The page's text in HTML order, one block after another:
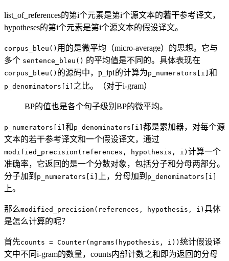
list_of_references的第i个元素是第i个源文本的若干参考译文，
hypotheses的第i个元素是第i个源文本的假设译文。
corpus_bleu() 用的是微平均（micro-average）的思想。它与
多个 sentence_bleu() 的平均值是不同的。具体表现在
corpus_bleu() 的源码中， p_ipi的计算为p_numerators[i] 和
p_denominators[i] 之比。（对于i-gram）
BP的值也是各个句子级别BP的微平均。
p_numerators[i] 和 p_denominators[i] 都是累加器，对每个源
文本的若干参考译文和一个假设译文，通过
modified_precision(references, hypothesis, i) 计算一个
准确率，它返回的是一个分数对象，包括分子和分母两部分。
分子加到 p_numerators[i] 上，分母加到 p_denominators[i]
上。
那么modified_precision(references, hypothesis, i) 具体
是怎么计算的呢？
首先counts = Counter(ngrams(hypothesis, i)) 统计假设译
文中不同i-gram的数量，counts内部计数之和即为返回的分母